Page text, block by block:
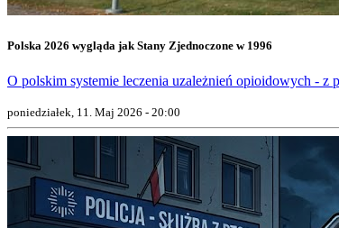
Polska 2026 wygląda jak Stany Zjednoczone w 1996
O polskim systemie leczenia uzależnień opioidowych - z
poniedziałek, 11. Maj 2026 - 20:00